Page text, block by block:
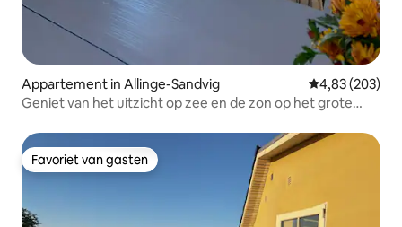
Appartement in Allinge-Sandvig Gemiddelde
4,83 (203)
Geniet van het uitzicht op zee en de zon op het grote
Favoriet van gasten
Favoriet van gasten